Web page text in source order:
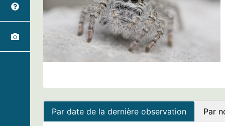
Par date de la dernière observation Par